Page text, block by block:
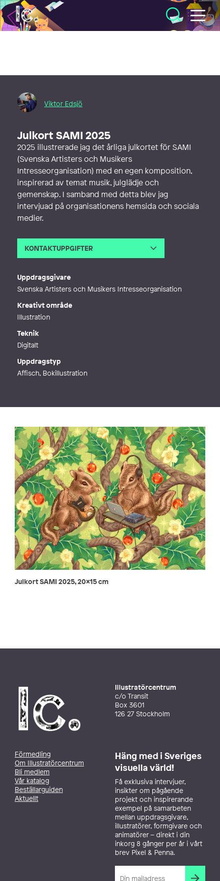
Illustratörcentrum
Viktor Edsjö
Julkort SAMI 2025
2025 illustrerade jag det årliga julkortet för SAMI
(Svenska Artisters och Musikers
Intresseorganisation) med en egen komposition,
inspirerad av temat musik, julglädje och
gemenskap. I samband med detta blev jag
intervjuad på organisationens hemsida och sociala
medier.
KONTAKTUPPGIFTER
Uppdragsgivare
Svenska Artisters och Musikers Intresseorganisation
Kreativt område
Illustration
Teknik
Digitalt
Uppdragstyp
Affisch, Bokillustration
Julkort SAMI 2025, 20x15 cm
Illustratörcentrum
c/o Transit
Box 3601
126 27 Stockholm
Förmedling
Om Illustratörcentrum
Bli medlem
Vår katalog
Beställarguiden
Aktuellt
Häng med i Sveriges
visuella värld!
Få exklusiva intervjuer,
insikter om pågående
projekt och inspirerande
exempel på samarbeten
mellan uppdragsgivare,
illustratörer, formgivare och
animatörer – direkt i din
inkorg 8 gånger per år i vårt
brev Pixel & Penna.